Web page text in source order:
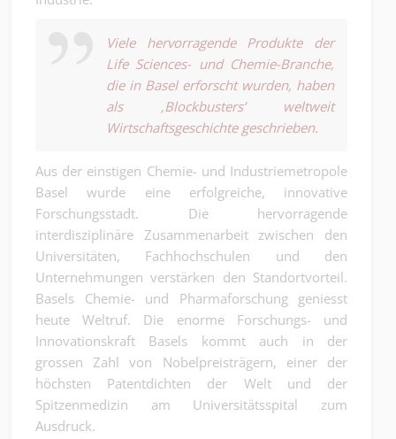
Viele hervorragende Produkte der
Life Sciences- und Chemie-Branche,
die in Basel erforscht wurden, haben
als ‚Blockbusters’ weltweit
Wirtschaftsgeschichte geschrieben.
Aus der einstigen Chemie- und Industriemetropole
Basel wurde eine erfolgreiche, innovative
Forschungsstadt. Die hervorragende
interdisziplinäre Zusammenarbeit zwischen den
Universitäten, Fachhochschulen und den
Unternehmungen verstärken den Standortvorteil.
Basels Chemie- und Pharmaforschung geniesst
heute Weltruf. Die enorme Forschungs- und
Innovationskraft Basels kommt auch in der
grossen Zahl von Nobelpreisträgern, einer der
höchsten Patentdichten der Welt und der
Spitzenmedizin am Universitätsspital zum
Ausdruck.